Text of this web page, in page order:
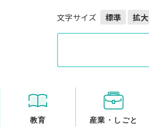
文字サイズ 標準 拡大
教育 産業・しごと